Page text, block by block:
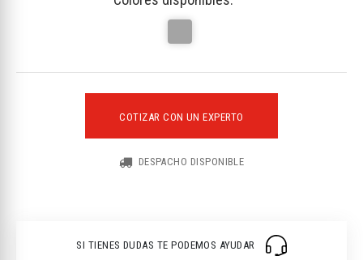
COTIZAR CON UN EXPERTO
DESPACHO DISPONIBLE
SI TIENES DUDAS TE PODEMOS AYUDAR